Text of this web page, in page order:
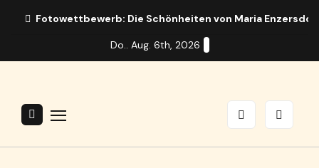
Fotowettbewerb: Die Schönheiten von Maria Enzersdorf
Do.. Aug. 6th, 2026